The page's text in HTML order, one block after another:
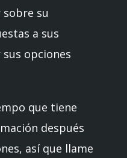
su
a sus
opciones
que tiene
después
así que llame